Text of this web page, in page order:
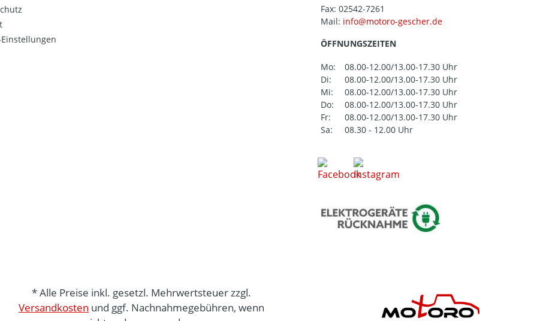
Einstellungen
Fax: 02542-7261
Mail:
ÖFFNUNGSZEITEN
Mo:
08.00-12.00/13.00-17.30 Uhr
Di:
08.00-12.00/13.00-17.30 Uhr
Mi:
08.00-12.00/13.00-17.30 Uhr
Do:
08.00-12.00/13.00-17.30 Uhr
Fr:
08.00-12.00/13.00-17.30 Uhr
Sa:
08.30 - 12.00 Uhr
* Alle Preise inkl. gesetzl. Mehrwertsteuer zzgl.
Versandkosten und ggf. Nachnahmegebühren, wenn